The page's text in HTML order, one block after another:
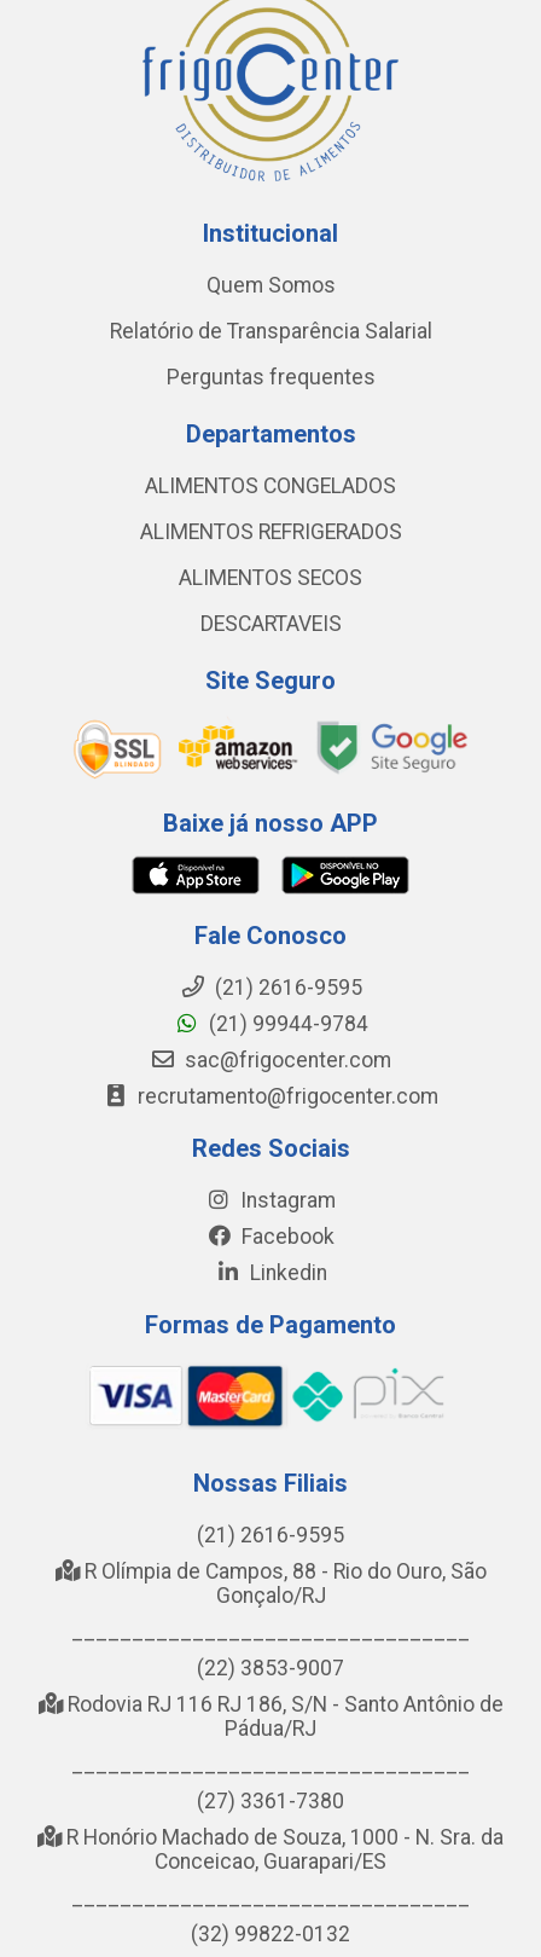
Institucional
Quem Somos
Relatório de Transparência Salarial
Perguntas frequentes
Departamentos
ALIMENTOS CONGELADOS
ALIMENTOS REFRIGERADOS
ALIMENTOS SECOS
DESCARTAVEIS
Site Seguro
Baixe já nosso APP
Fale Conosco
(21) 2616-9595
(21) 99944-9784
sac@frigocenter.com
recrutamento@frigocenter.com
Redes Sociais
Instagram
Facebook
Linkedin
Formas de Pagamento
Nossas Filiais
(21) 2616-9595
R Olímpia de Campos, 88 - Rio do Ouro, São
Gonçalo/RJ
(22) 3853-9007
Rodovia RJ 116 RJ 186, S/N - Santo Antônio de
Pádua/RJ
(27) 3361-7380
R Honório Machado de Souza, 1000 - N. Sra. da
Conceicao, Guarapari/ES
(32) 99822-0132